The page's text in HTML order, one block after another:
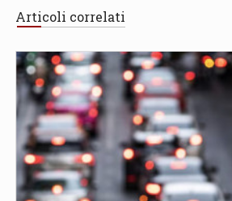
Articoli correlati